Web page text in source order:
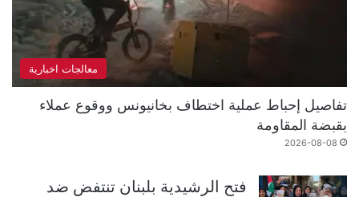
معالجات اخبارية
تفاصيل إحباط عملية اختطاف بخانيونس ووقوع عملاء
بقبضة المقاومة
2026-08-08
فتح الرشيدية بلبنان تنتفض ضد